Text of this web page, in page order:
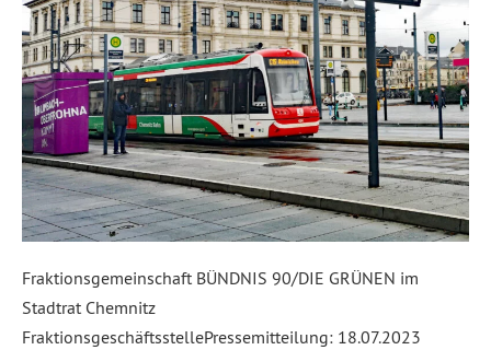
Fraktionsgemeinschaft BÜNDNIS 90/DIE GRÜNEN im
Stadtrat Chemnitz
FraktionsgeschäftsstellePressemitteilung: 18.07.2023